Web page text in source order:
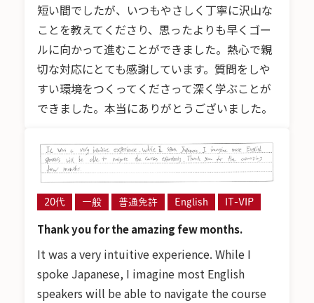
短い間でしたが、いつもやさしく丁寧に沢山な
ことを教えてくださり、思ったよりも早くゴー
ルに向かって進むことができました。熱心で親
切な対応にとても感謝しています。質問をしや
すい環境をつくってくださって深く学ぶことが
できました。本当にありがとうございました。
20代 一般 普通免許 English IT-VIP
Thank you for the amazing few months.
It was a very intuitive experience. While I
spoke Japanese, I imagine most English
speakers will be able to navigate the course